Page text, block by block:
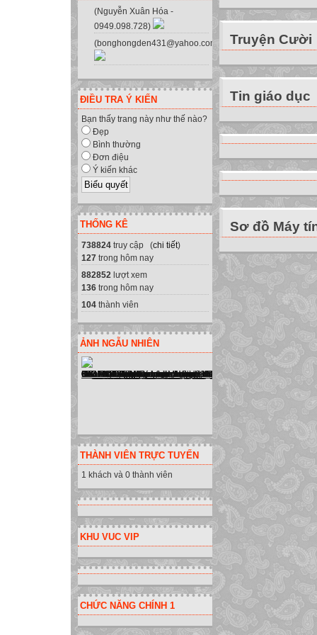
(Nguyễn Xuân Hóa -
0949.098.728)
(bonghongden431@yahoo.com.vn)
ĐIỀU TRA Ý KIẾN
Bạn thấy trang này như thế nào?
Đẹp
Bình thường
Đơn điệu
Ý kiến khác
THỐNG KÊ
738824 truy cập (chi tiết)
127 trong hôm nay
882852 lượt xem
136 trong hôm nay
104 thành viên
ẢNH NGẪU NHIÊN
THÀNH VIÊN TRỰC TUYẾN
1 khách và 0 thành viên
KHU VUC VIP
CHỨC NĂNG CHÍNH 1
C Dấu hiệu
II. Tự luận: ( 8
1. Nêu nội dung
nghĩa gì trong
3. Cảm nhận
câu thơ đầu
Du).
ĐÁP ÁN
I. Trắc nghiêm: (
II. Tự luận:
Câu 1: ( 2 Điểm)
khắc họa những
dũng cảm, trọng
Câu 2: ( 2
tạo nên cách
* Cái bóng có ý
- Đối với Vũ
không muốn
Nương đã chỉ
của Vũ Nương
- Với bé Đản:
không chung
Vũ Nương phải
* Cái bóng là
của vợ cũng
gọi cha. Những
được hóa giải
Câu 3: ( 4 Điểm)
- Hai câu thơ
mau. Không
- Hai câu thơ
giầu sức sống,
ảnh, màu sắc,
Truyện Cười
Tin giáo dục
Sơ đồ Máy